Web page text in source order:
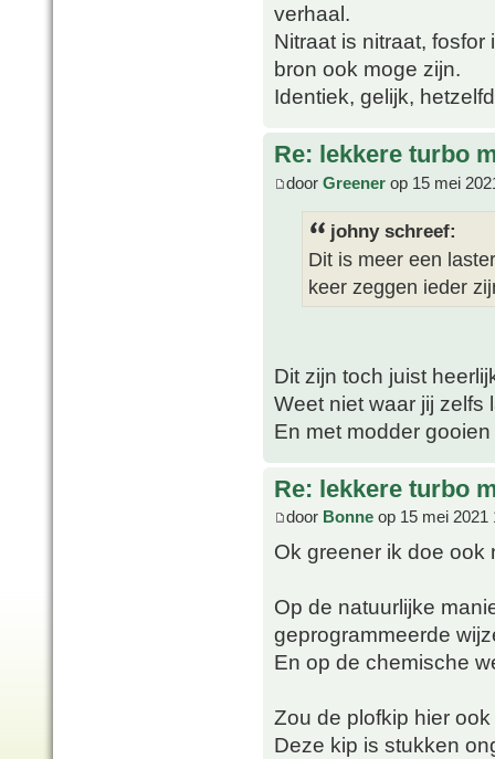
verhaal.
Nitraat is nitraat,
bron ook moge zijn.
Identiek, gelijk,
Re: lekkere turbo
door Greener op 15 mei
johny schreef:
Dit is meer een
keer zeggen ieder
Dit zijn toch juist
Weet niet waar jij
En met modder
Re: lekkere turbo
door Bonne op 15 mei 2021
Ok greener ik doe
Op de natuurlijke
geprogrammeerde
En op de chemische
Zou de plofkip hier
Deze kip is stukken